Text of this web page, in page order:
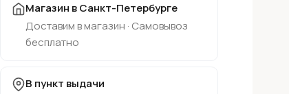
Магазин в Санкт-Петербурге
Доставим в магазин · Самовывоз
бесплатно
В пункт выдачи